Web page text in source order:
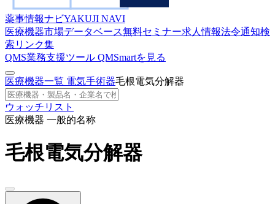
薬事情報ナビYAKUJI NAVI
医療機器市場データベース無料セミナー求人情報法令通知検
索 リンク集
QMS業務支援ツール QMSmartを見る
医療機器一覧 電気手術器毛根電気分解器
ウォッチリスト
医療機器 一般的名称
毛根電気分解器